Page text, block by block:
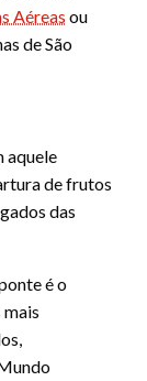
Aéreas ou
de São
aquele
de frutos
das
é o